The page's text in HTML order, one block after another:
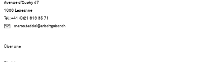
Avenue d’Ouchy 47
1006 Lausanne
Tel.: +41 (0)21 613 35 71
marco.taddei@arbeitgeber.ch
Über uns